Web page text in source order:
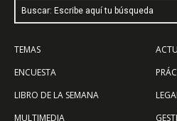
Buscar: Escribe aquí tu búsqueda
TEMAS
ENCUESTA
LIBRO DE LA SEMANA
MULTIMEDIA